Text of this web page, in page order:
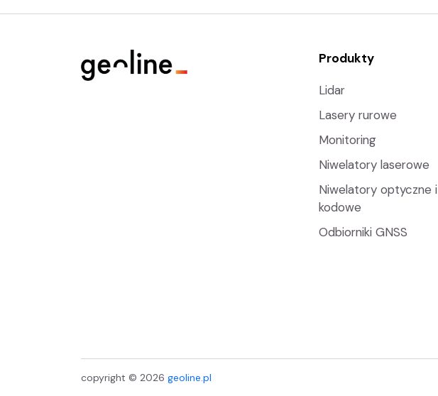
Produkty
Lidar
Lasery rurowe
Monitoring
Niwelatory laserowe
Niwelatory optyczne i
kodowe
Odbiorniki GNSS
copyright © 2026 geoline.pl